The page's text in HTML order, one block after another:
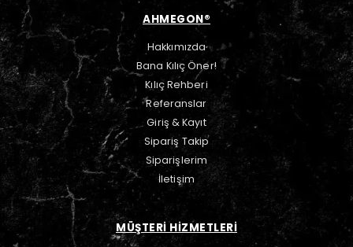
AHMEGON®
Hakkımızda
Bana Kılıç Öner!
Kılıç Rehberi
Referanslar
Giriş & Kayıt
Sipariş Takip
Siparişlerim
İletişim
MÜŞTERİ HİZMETLERİ